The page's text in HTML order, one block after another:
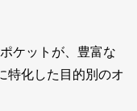
ケットが、豊富な
特化した目的別のオ